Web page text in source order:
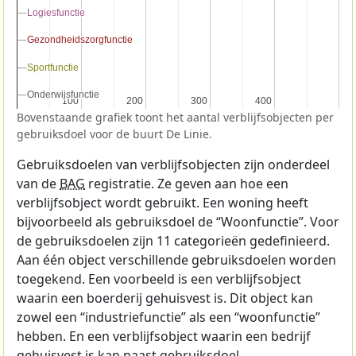
100
100 200
200 300
300 400
400
Logiesfunctie
Logiesfunctie
Gezondheidszorgfunctie
Gezondheidszorgfunctie
Sportfunctie
Sportfunctie
Onderwijsfunctie
Onderwijsfunctie
Bovenstaande grafiek toont het aantal verblijfsobjecten per
gebruiksdoel voor de buurt De Linie.
Gebruiksdoelen van verblijfsobjecten zijn onderdeel
van de BAG registratie. Ze geven aan hoe een
verblijfsobject wordt gebruikt. Een woning heeft
bijvoorbeeld als gebruiksdoel de “Woonfunctie”. Voor
de gebruiksdoelen zijn 11 categorieën gedefinieerd.
Aan één object verschillende gebruiksdoelen worden
toegekend. Een voorbeeld is een verblijfsobject
waarin een boerderij gehuisvest is. Dit object kan
zowel een “industriefunctie” als een “woonfunctie”
hebben. En een verblijfsobject waarin een bedrijf